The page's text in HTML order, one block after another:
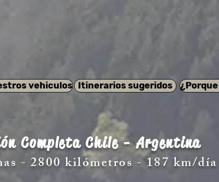
vehiculos Itinerarios sugeridos
Completa Chile - Argentina
- 2800 kilómetros - 187 km/día